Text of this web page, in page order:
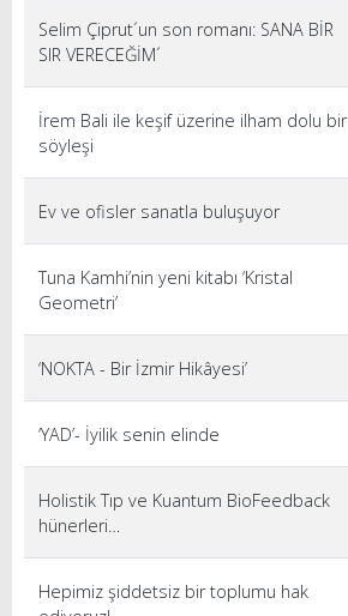
Selim Çiprut´un son romanı: SANA BİR
SIR VERECEĞİM´
İrem Bali ile keşif üzerine ilham dolu bir
söyleşi
Ev ve ofisler sanatla buluşuyor
Tuna Kamhi’nin yeni kitabı ‘Kristal
Geometri’
‘NOKTA - Bir İzmir Hikâyesi’
‘YAD’- İyilik senin elinde
Holistik Tıp ve Kuantum BioFeedback
hünerleri…
Hepimiz şiddetsiz bir toplumu hak